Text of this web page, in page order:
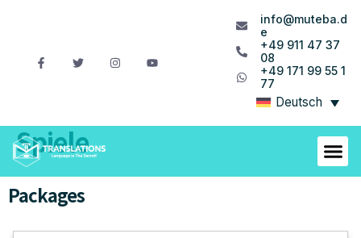
info@muteba.d
e
+49 911 47 37
08
+49 171 99 55 1
77
Deutsch
Spiele
Packages